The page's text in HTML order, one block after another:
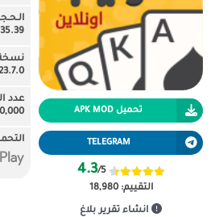
تحميل APK MOD
TELEGRAM
4.3/5
التقييم:18,980
انشاء تقرير بلاغ
MB
نسخة
عدد